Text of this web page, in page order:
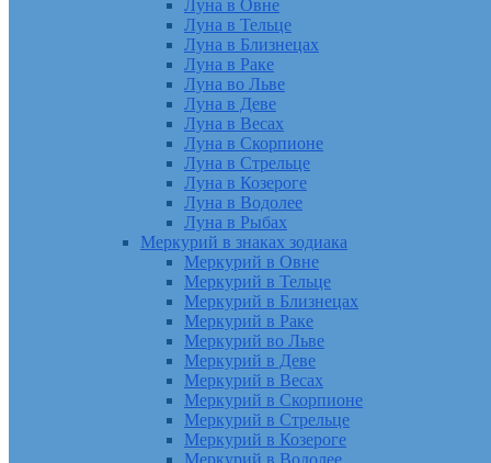
Луна в Овне
Луна в Тельце
Луна в Близнецах
Луна в Раке
Луна во Льве
Луна в Деве
Луна в Весах
Луна в Скорпионе
Луна в Стрельце
Луна в Козероге
Луна в Водолее
Луна в Рыбах
Меркурий в знаках зодиака
Меркурий в Овне
Меркурий в Тельце
Меркурий в Близнецах
Меркурий в Раке
Меркурий во Льве
Меркурий в Деве
Меркурий в Весах
Меркурий в Скорпионе
Меркурий в Стрельце
Меркурий в Козероге
Меркурий в Водолее